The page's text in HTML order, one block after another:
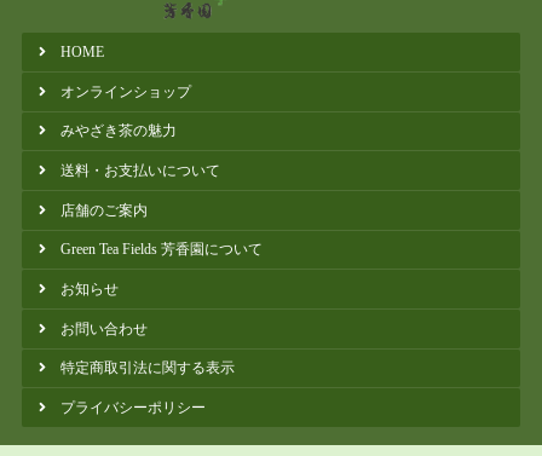
HOME
オンラインショップ
みやざき茶の魅力
送料・お支払いについて
店舗のご案内
Green Tea Fields 芳香園について
お知らせ
お問い合わせ
特定商取引法に関する表⽰
プライバシーポリシー